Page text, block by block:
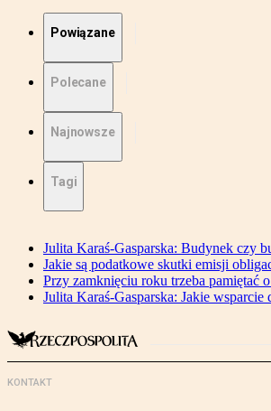
Powiązane
Polecane
Najnowsze
Tagi
Julita Karaś-Gasparska: Budynek czy
Jakie są podatkowe skutki emisji
Przy zamknięciu roku trzeba pamiętać
Julita Karaś-Gasparska: Jakie
KONTAKT